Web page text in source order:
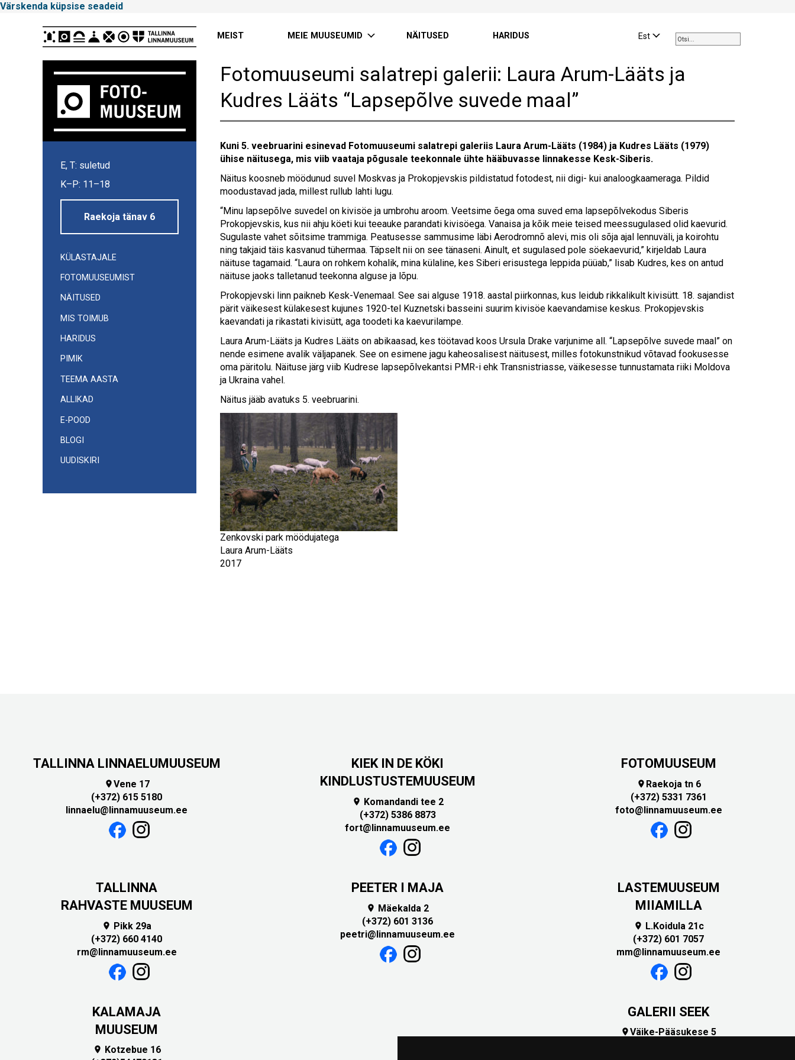
Värskenda küpsise seadeid
Linnamuuseum
the
up
a
selected
search
Touch
users
and
swipe
gestures.
Est
MEIST MEIE MUUSEUMID NÄITUSED HARIDUS
E, T: suletud
K–P: 11–18
Raekoja tänav 6
KÜLASTAJALE
FOTOMUUSEUMIST
NÄITUSED
MIS TOIMUB
HARIDUS
PIMIK
TEEMA AASTA
ALLIKAD
E-POOD
BLOGI
UUDISKIRI
Fotomuuseumi salatrepi galerii: Laura Arum-Lääts ja
Kudres Lääts “Lapsepõlve suvede maal”
Kuni 5. veebruarini esinevad Fotomuuseumi salatrepi galeriis Laura Arum-Lääts (1984) ja Kudres Lääts (1979)
ühise näitusega, mis viib vaataja põgusale teekonnale ühte hääbuvasse linnakesse Kesk-Siberis.
Näitus koosneb möödunud suvel Moskvas ja Prokopjevskis pildistatud fotodest, nii digi- kui analoogkaameraga. Pildid
moodustavad jada, millest rullub lahti lugu.
“Minu lapsepõlve suvedel on kivisöe ja umbrohu aroom. Veetsime õega oma suved ema lapsepõlvekodus Siberis
Prokopjevskis, kus nii ahju köeti kui teeauke parandati kivisöega. Vanaisa ja kõik meie teised meessugulased olid kaevurid.
Sugulaste vahet sõitsime trammiga. Peatusesse sammusime läbi Aerodromnõ alevi, mis oli sõja ajal lennuväli, ja koirohtu
ning takjaid täis kasvanud tühermaa. Täpselt nii on see tänaseni. Ainult, et sugulased pole söekaevurid,” kirjeldab Laura
näituse tagamaid. “Laura on rohkem kohalik, mina külaline, kes Siberi erisustega leppida püüab,” lisab Kudres, kes on antud
näituse jaoks talletanud teekonna alguse ja lõpu.
Prokopjevski linn paikneb Kesk-Venemaal. See sai alguse 1918. aastal piirkonnas, kus leidub rikkalikult kivisütt. 18. sajandist
pärit väikesest külakesest kujunes 1920-tel Kuznetski basseini suurim kivisöe kaevandamise keskus. Prokopjevskis
kaevandati ja rikastati kivisütt, aga toodeti ka kaevurilampe.
Laura Arum-Lääts ja Kudres Lääts on abikaasad, kes töötavad koos Ursula Drake varjunime all. “Lapsepõlve suvede maal” on
nende esimene avalik väljapanek. See on esimene jagu kaheosalisest näitusest, milles fotokunstnikud võtavad fookusesse
oma päritolu. Näituse järg viib Kudrese lapsepõlvekantsi PMR-i ehk Transnistriasse, väikesesse tunnustamata riiki Moldova
ja Ukraina vahel.
Näitus jääb avatuks 5. veebruarini.
Zenkovski park möödujatega
Laura Arum-Lääts
2017
TALLINNA LINNAELUMUUSEUM
Vene 17
(+372) 615 5180
linnaelu@linnamuuseum.ee
KIEK IN DE KÖKI
KINDLUSTUSTEMUUSEUM
 Komandandi tee 2
(+372) 5386 8873
fort@linnamuuseum.ee
FOTOMUUSEUM
 Raekoja tn 6
(+372) 5331 7361
foto@linnamuuseum.ee
TALLINNA
RAHVASTE MUUSEUM
 Pikk 29a
(+372) 660 4140
rm@linnamuuseum.ee
PEETER I MAJA
 Mäekalda 2
(+372) 601 3136
peetri@linnamuuseum.ee
LASTEMUUSEUM
MIIAMILLA
 L.Koidula 21c
(+372) 601 7057
mm@linnamuuseum.ee
KALAMAJA
MUUSEUM

Kotzebue 16
GALERII SEEK
Väike-Pääsukese 5